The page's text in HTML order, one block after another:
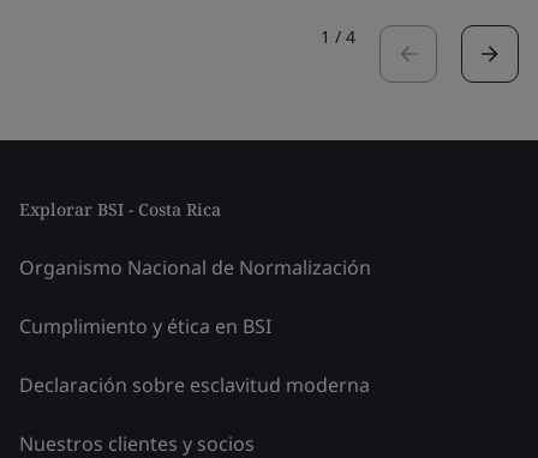
1 / 4
Explorar BSI - Costa Rica
Organismo Nacional de Normalización
Cumplimiento y ética en BSI
Declaración sobre esclavitud moderna
Nuestros clientes y socios